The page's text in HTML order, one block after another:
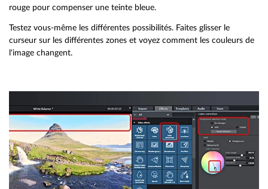
rouge pour compenser une teinte bleue.
Testez vous-même les différentes possibilités. Faites glisser le
curseur sur les différentes zones et voyez comment les couleurs de
l'image changent.